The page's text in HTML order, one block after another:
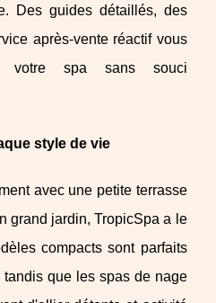
Des guides détaillés, des
après-vente réactif vous
votre spa sans souci
style de vie
avec une petite terrasse
grand jardin, TropicSpa a le
compacts sont parfaits
que les spas de nage